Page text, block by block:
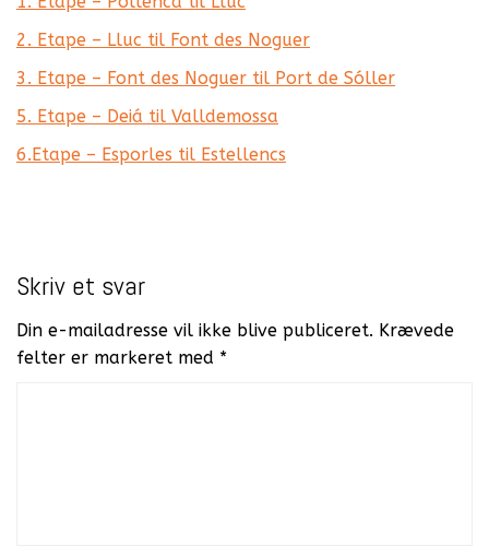
2. Etape – Lluc til Font des Noguer
3. Etape – Font des Noguer til Port de Sóller
5. Etape – Deiá til Valldemossa
6.Etape – Esporles til Estellencs
Skriv et svar
Din e-mailadresse vil ikke blive publiceret. Krævede
felter er markeret med *